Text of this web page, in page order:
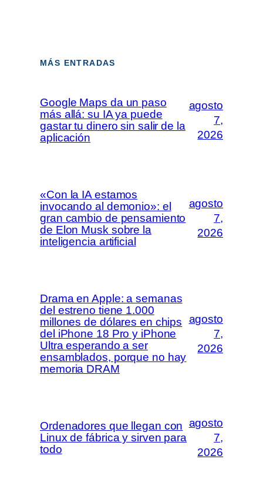
MÁS ENTRADAS
Google Maps da un paso
más allá: su IA ya puede
gastar tu dinero sin salir de la
aplicación
agosto
7,
2026
«Con la IA estamos
invocando al demonio»: el
gran cambio de pensamiento
de Elon Musk sobre la
inteligencia artificial
agosto
7,
2026
Drama en Apple: a semanas
del estreno tiene 1.000
millones de dólares en chips
del iPhone 18 Pro y iPhone
Ultra esperando a ser
ensamblados, porque no hay
memoria DRAM
agosto
7,
2026
Ordenadores que llegan con
Linux de fábrica y sirven para
todo
agosto
7,
2026